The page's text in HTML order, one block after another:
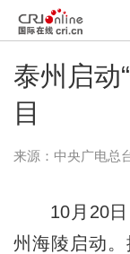
泰州启动
目
来源：中央广电总
10月20日
州海陵启动